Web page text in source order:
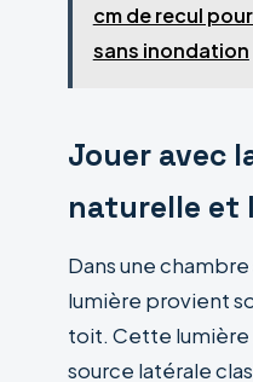
cm de recul
sans inondation
Jouer avec
naturelle et
Dans une
lumière provient
toit. Cette lumière
source latérale